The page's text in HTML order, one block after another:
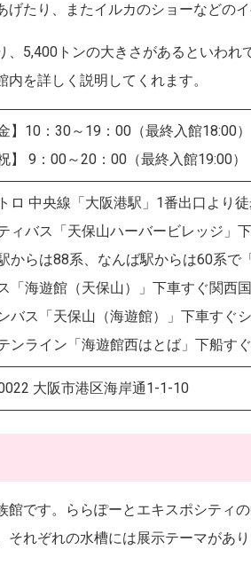
げたり、またイルカのショーなどの
、5,400トンの大きさがあるといわ
を詳しく説明してくれます。
】10：30～19：00（最終入館18:00）
】 9：00～20：00（最終入館19:00）
ロ 中央線「大阪港駅」1番出口より
ィバス「天保山ハーバービレッジ」
からは88系、なんば駅からは60系で
「海遊館（天保山）」下車すぐ関西
バス「天保山（海遊館）」下車すぐ
ンライン「海遊館西はとば」下船すぐ
大阪市港区海岸通1-1-10
館です。ららぽーとエキスポシティ
それぞれの水槽には展示テーマがあ